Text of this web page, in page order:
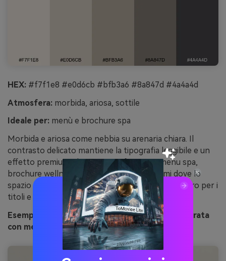
HEX: #f7f1e8 #e0d6cb #bfb3a6 #8a847d #4a4a4d
Atmosfera: morbida, ariosa, sottile
Ideale per: menù e brochure spa
Morbida e ariosa come nebbia su arenaria chiara. Il
contrasto delicato mantiene la tipografia leggibile e un
effetto premium rilassante. Perfetta per menu spa,
brochure wellness e branding di servizi calmi dove lo
spazio bianco conta. Consiglio: usa il grigio più scuro per i
titoli e il crema più chiaro per i margini generosi.
Esempio di immagine di arenaria nebbiosa generata
con media.io